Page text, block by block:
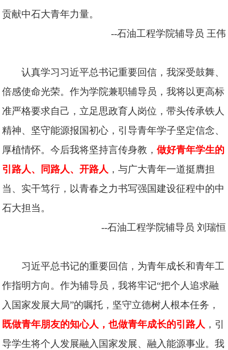
贡献中石大青年力量。
--石油工程学院辅导员 王伟
认真学习习近平总书记重要回信，我深受鼓舞、
倍感使命光荣。作为学院兼职辅导员，我将以更高标
准严格要求自己，立足思政育人岗位，带头传承铁人
精神、坚守能源报国初心，引导青年学子坚定信念、
厚植情怀。今后我将坚持言传身教，做好青年学生的
引路人、同路人、开路人 ，与广大青年一道挺膺担
当、实干笃行，以青春之力书写强国建设征程中的中
石大担当。
--石油工程学院辅导员 刘瑞恒
习近平总书记的重要回信，为青年成长和青年工
作指明方向。作为辅导员，我将牢记“把个人追求融
入国家发展大局”的嘱托，坚守立德树人根本任务，
既做青年朋友的知心人，也做青年成长的引路人 ，引
导学生将个人发展融入国家发展、融入能源事业。我